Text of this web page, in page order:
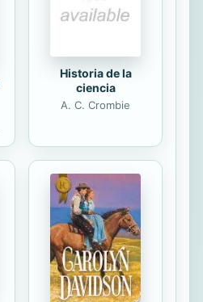
Historia de la
ciencia
A. C. Crombie